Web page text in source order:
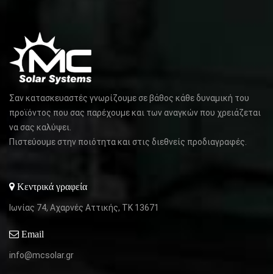
Σαν κατασκευαστές γνωρίζουμε σε βάθος κάθε δυναμική του
προϊόντος που σας παρέχουμε και των αναγκών που χρειάζεται
να σας καλύψει.
Πιστεύουμε στην ποιότητα και στις διεθνείς προδιαγραφές.
Κεντρικά γραφεία
Ιωνίας 74, Αχαρνές Αττικής, ΤΚ 13671
Email
info@mcsolar.gr